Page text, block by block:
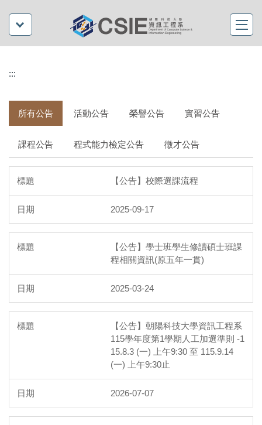
:::
所有公告 活動公告 榮譽公告 實習公告
課程公告 程式能力檢定公告 徵才公告
【公告】校際選課流程
2025-09-17
【公告】學士班學生修讀碩士班課
程相關資訊(原五年一貫)
2025-03-24
【公告】朝陽科技大學資訊工程系
115學年度第1學期人工加選準則 -1
15.8.3 (一) 上午9:30 至 115.9.14
(一) 上午9:30止
2026-07-07